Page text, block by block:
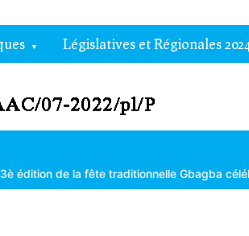
Législatives et Régionales
fête traditionnelle Gbagba célébrée dans la